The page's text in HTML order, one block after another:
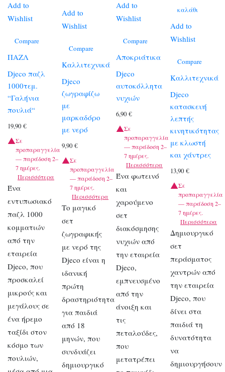
Add to
Wishlist
Compare
ΠΑΖΛ
Djeco παζλ
1000τεμ.
“Γαλήνια
πουλιά“
19,90 €
Σε
προπαραγγελία
— παράδοση 2–
7 ημέρες.
Περισσότερα
Ένα
εντυπωσιακό
παζλ 1000
κομματιών
από την
εταιρεία
Djeco, που
προσκαλεί
μικρούς και
μεγάλους σε
ένα ήρεμο
ταξίδι στον
κόσμο των
πουλιών,
Add to
Wishlist
Compare
Καλλιτεχνικά
Djeco
ζωγραφίζω
με
μαρκαδόρο
με νερό
9,90€
Σε
προπαραγγελία
— παράδοση 2–
7 ημέρες.
Περισσότερα
Το μαγικό
σετ
ζωγραφικής
με νερό της
Djeco είναι η
ιδανική
πρώτη
δραστηριότητα
για παιδιά
από 18
μηνών, που
συνδυάζει
δημιουργικό
Add to
Wishlist
Compare
Αποκριάτικα
Djeco
αυτοκόλλητα
νυχιών
6,90€
Σε
προπαραγγελία
— παράδοση 2–
7 ημέρες.
Περισσότερα
Ένα φωτεινό
και
χαρούμενο
σετ
διακόσμησης
νυχιών από
την εταιρεία
Djeco,
εμπνευσμένο
από την
άνοιξη και
τις
πεταλούδες,
που
μετατρέπει
καλάθι
Add to
Wishlist
Compare
Καλλιτεχνικά
Djeco
κατασκευή
λεπτής
κινητικότητας
με κλωστή
και χάντρες
13,90€
Σε
προπαραγγελία
— παράδοση 2–
7 ημέρες.
Περισσότερα
Δημιουργικό
σετ
περάσματος
χαντρών από
την εταιρεία
Djeco, που
δίνει στα
παιδιά τη
δυνατότητα
να
δημιουργήσουν